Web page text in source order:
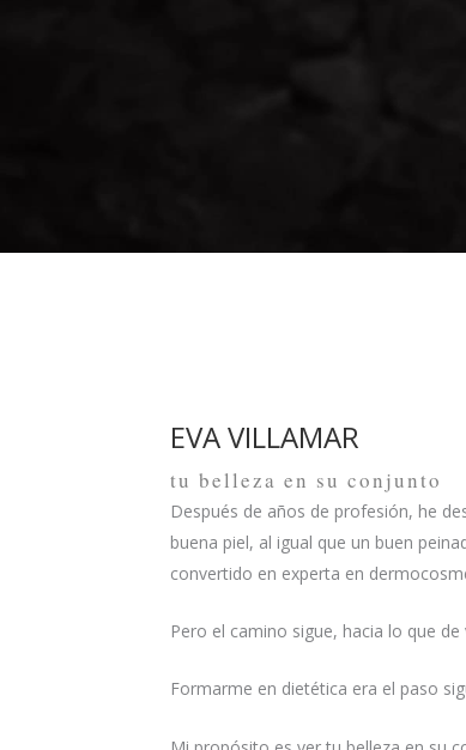
EVA VILLAMAR
tu belleza en su conjunto
Después de años de profesión, he
buena piel, al igual que un buen
convertido en experta en
Pero el camino sigue, hacia lo que
Formarme en dietética era el paso